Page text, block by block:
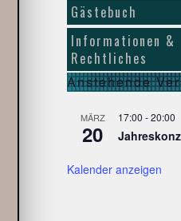
Gästebuch
Informationen &
Rechtliches
Anstehende
MÄRZ
20
17:00 -20:00
Kalender anzeigen